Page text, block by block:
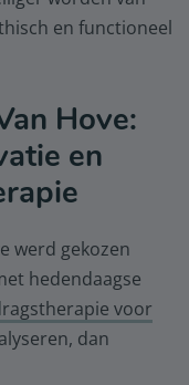
en functioneel
Hove:
en
werd gekozen
hedendaagse
voor
dan